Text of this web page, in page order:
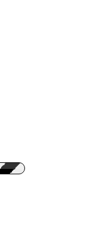
Ponha a sua foto